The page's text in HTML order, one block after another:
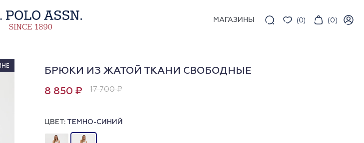
МАГАЗИНЫ (0) (0)
БРЮКИ ИЗ ЖАТОЙ ТКАНИ СВОБОДНЫЕ
8 850 ₽ 17 700 ₽
ЦВЕТ: ТЕМНО-СИНИЙ